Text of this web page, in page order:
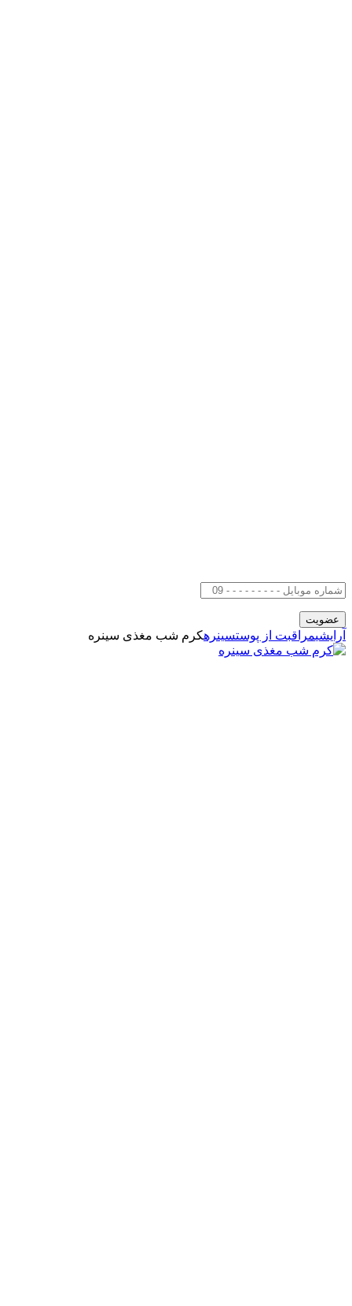
آرایشیمراقبت از پوستسینرهکرم شب مغذی سینره